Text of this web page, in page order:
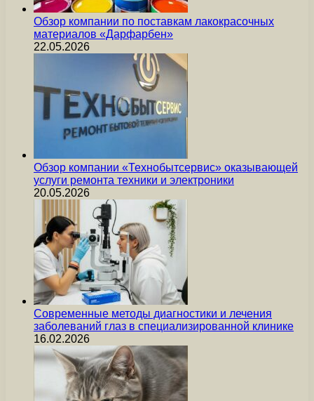
Обзор компании по поставкам лакокрасочных
материалов «Дарфарбен»
22.05.2026
Обзор компании «Технобытсервис» оказывающей
услуги ремонта техники и электроники
20.05.2026
Современные методы диагностики и лечения
заболеваний глаз в специализированной клинике
16.02.2026